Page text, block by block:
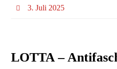
3. Juli 2025
LOTTA –